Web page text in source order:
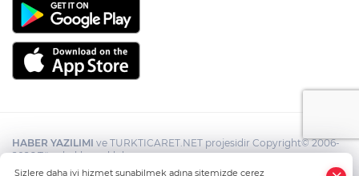
HABER YAZILIMI ve TURKTICARET.NET projesidir Copyright© 2006-
2026 Tüm hakları saklıdır.
Sizlere daha iyi hizmet sunabilmek adına sitemizde çerez